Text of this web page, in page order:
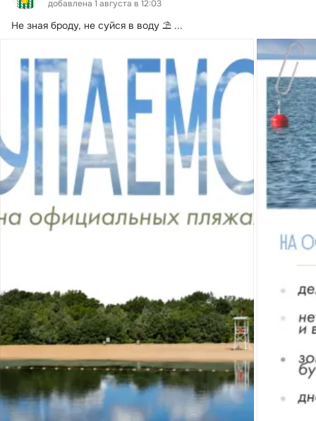
добавлена 1 августа в 12:03
Не зная броду, не суйся в воду ⛱️ ...